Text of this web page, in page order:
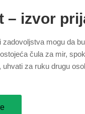
– izvor
zadovoljstva mogu da
čula za mir,
uhvati za ruku drugu